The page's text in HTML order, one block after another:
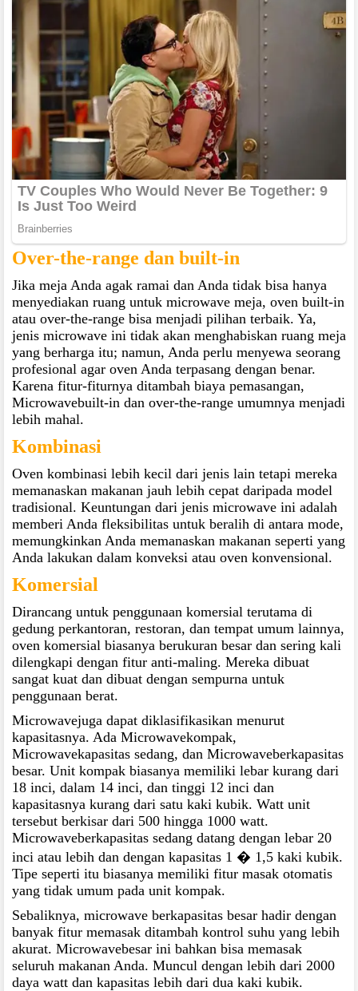
Over-the-range dan built-in
Jika meja Anda agak ramai dan Anda tidak bisa hanya
menyediakan ruang untuk microwave meja, oven built-in
atau over-the-range bisa menjadi pilihan terbaik. Ya,
jenis microwave ini tidak akan menghabiskan ruang meja
yang berharga itu; namun, Anda perlu menyewa seorang
profesional agar oven Anda terpasang dengan benar.
Karena fitur-fiturnya ditambah biaya pemasangan,
Microwavebuilt-in dan over-the-range umumnya menjadi
lebih mahal.
Kombinasi
Oven kombinasi lebih kecil dari jenis lain tetapi mereka
memanaskan makanan jauh lebih cepat daripada model
tradisional. Keuntungan dari jenis microwave ini adalah
memberi Anda fleksibilitas untuk beralih di antara mode,
memungkinkan Anda memanaskan makanan seperti yang
Anda lakukan dalam konveksi atau oven konvensional.
Komersial
Dirancang untuk penggunaan komersial terutama di
gedung perkantoran, restoran, dan tempat umum lainnya,
oven komersial biasanya berukuran besar dan sering kali
dilengkapi dengan fitur anti-maling. Mereka dibuat
sangat kuat dan dibuat dengan sempurna untuk
penggunaan berat.
Microwavejuga dapat diklasifikasikan menurut
kapasitasnya. Ada Microwavekompak,
Microwavekapasitas sedang, dan Microwaveberkapasitas
besar. Unit kompak biasanya memiliki lebar kurang dari
18 inci, dalam 14 inci, dan tinggi 12 inci dan
kapasitasnya kurang dari satu kaki kubik. Watt unit
tersebut berkisar dari 500 hingga 1000 watt.
Microwaveberkapasitas sedang datang dengan lebar 20
inci atau lebih dan dengan kapasitas 1 � 1,5 kaki kubik.
Tipe seperti itu biasanya memiliki fitur masak otomatis
yang tidak umum pada unit kompak.
Sebaliknya, microwave berkapasitas besar hadir dengan
banyak fitur memasak ditambah kontrol suhu yang lebih
akurat. Microwavebesar ini bahkan bisa memasak
seluruh makanan Anda. Muncul dengan lebih dari 2000
daya watt dan kapasitas lebih dari dua kaki kubik.